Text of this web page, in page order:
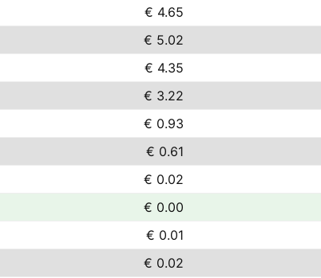
€ 4.65
€ 5.02
€ 4.35
€ 3.22
€ 0.93
€ 0.61
€ 0.02
€ 0.00
€ 0.01
€ 0.02